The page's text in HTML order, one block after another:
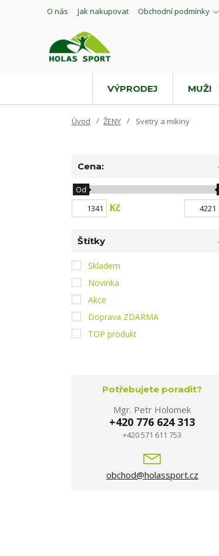
O nás Jak nakupovat Obchodní podmínky
VÝPRODEJ MUŽI
Úvod ŽENY Svetry a mikiny
Cena:
Kč
Od
Štítky
Skladem
Novinka
Akce
Doprava ZDARMA
TOP produkt
Potřebujete poradit?
Mgr. Petr Holomek
+420 776 624 313
+420 571 611 753
obchod@holassport.cz